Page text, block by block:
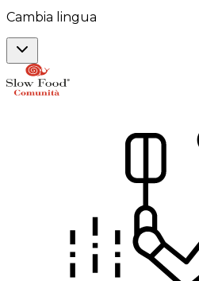
Cambia lingua